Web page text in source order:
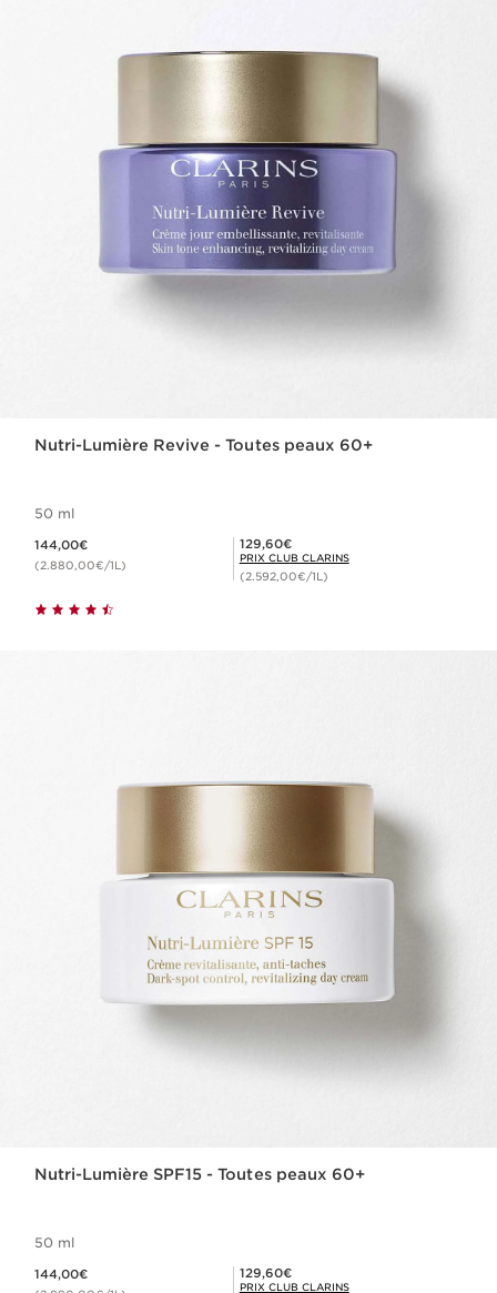
Nutri-Lumière Revive - Toutes peaux 60+
50 ml
144,00€
(2.880,00€/1L)
Prix Club Clarins 129,60€
129,60€
PRIX CLUB CLARINS
(2.592,00€/1L)
Nutri-Lumière SPF15 - Toutes peaux 60+
50 ml
144,00€ Prix Club Clarins 129,60€
129,60€
PRIX CLUB CLARINS